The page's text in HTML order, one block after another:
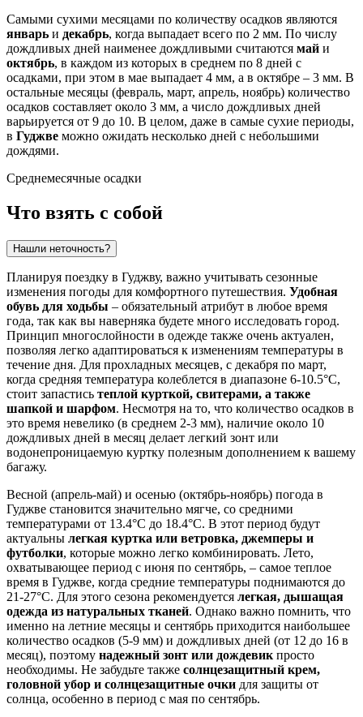
Самыми сухими месяцами по количеству осадков являются
январь и декабрь, когда выпадает всего по 2 мм. По числу
дождливых дней наименее дождливыми считаются май и
октябрь, в каждом из которых в среднем по 8 дней с
осадками, при этом в мае выпадает 4 мм, а в октябре – 3 мм. В
остальные месяцы (февраль, март, апрель, ноябрь) количество
осадков составляет около 3 мм, а число дождливых дней
варьируется от 9 до 10. В целом, даже в самые сухие периоды,
в Гуджве можно ожидать несколько дней с небольшими
дождями.
Среднемесячные осадки
Что взять с собой
Нашли неточность?
Планируя поездку в Гуджву, важно учитывать сезонные
изменения погоды для комфортного путешествия. Удобная
обувь для ходьбы – обязательный атрибут в любое время
года, так как вы наверняка будете много исследовать город.
Принцип многослойности в одежде также очень актуален,
позволяя легко адаптироваться к изменениям температуры в
течение дня. Для прохладных месяцев, с декабря по март,
когда средняя температура колеблется в диапазоне 6-10.5°C,
стоит запастись теплой курткой, свитерами, а также
шапкой и шарфом. Несмотря на то, что количество осадков в
это время невелико (в среднем 2-3 мм), наличие около 10
дождливых дней в месяц делает легкий зонт или
водонепроницаемую куртку полезным дополнением к вашему
багажу.
Весной (апрель-май) и осенью (октябрь-ноябрь) погода в
Гуджве становится значительно мягче, со средними
температурами от 13.4°C до 18.4°C. В этот период будут
актуальны легкая куртка или ветровка, джемперы и
футболки, которые можно легко комбинировать. Лето,
охватывающее период с июня по сентябрь, – самое теплое
время в Гуджве, когда средние температуры поднимаются до
21-27°C. Для этого сезона рекомендуется легкая, дышащая
одежда из натуральных тканей. Однако важно помнить, что
именно на летние месяцы и сентябрь приходится наибольшее
количество осадков (5-9 мм) и дождливых дней (от 12 до 16 в
месяц), поэтому надежный зонт или дождевик просто
необходимы. Не забудьте также солнцезащитный крем,
головной убор и солнцезащитные очки для защиты от
солнца, особенно в период с мая по сентябрь.